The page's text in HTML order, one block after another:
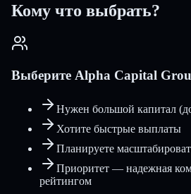
Кому что выбрать?
Выберите Alpha Capital
Нужен большой капитал
Хотите быстрые выплаты
Планируете
Приоритет — надежная
рейтингом